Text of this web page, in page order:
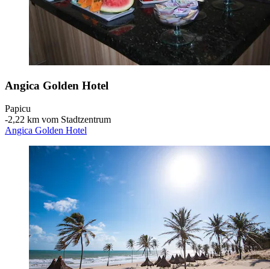
Angica Golden Hotel
Papicu
‐2,22 km vom Stadtzentrum
Angica Golden Hotel